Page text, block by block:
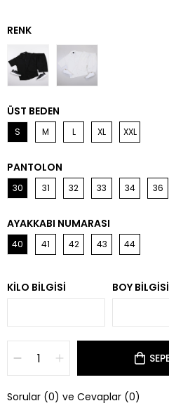
ÜST BEDEN
S M L XL XXL
PANTOLON
30 31 32 33 34 36
AYAKKABI NUMARASI
40 41 42 43 44
KILO BILGISI BOY BILGISI
Sorular (0) ve Cevaplar (0)